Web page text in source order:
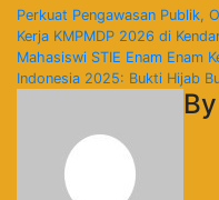
Navigasi
pos
Perkuat Pengawasan Publik,
Kerja KMPMDP 2026 di
Mahasiswi STIE Enam Enam
Indonesia 2025: Bukti Hijab
By